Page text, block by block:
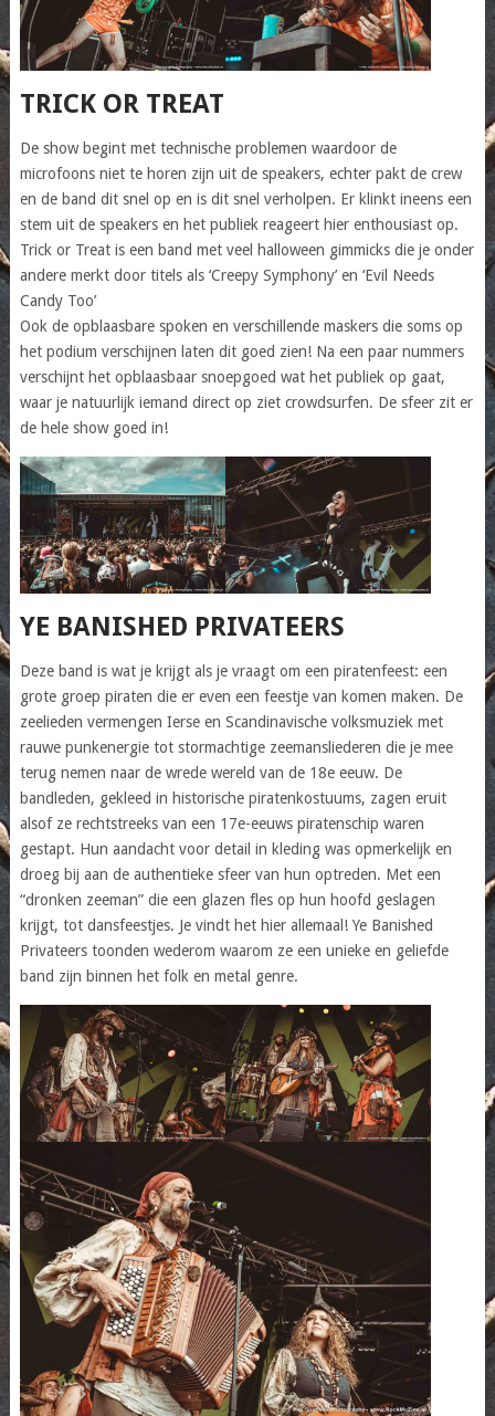
TRICK OR TREAT
De show begint met technische problemen waardoor de
microfoons niet te horen zijn uit de speakers, echter pakt de crew
en de band dit snel op en is dit snel verholpen. Er klinkt ineens een
stem uit de speakers en het publiek reageert hier enthousiast op.
Trick or Treat is een band met veel halloween gimmicks die je onder
andere merkt door titels als ‘Creepy Symphony’ en ‘Evil Needs
Candy Too’
Ook de opblaasbare spoken en verschillende maskers die soms op
het podium verschijnen laten dit goed zien! Na een paar nummers
verschijnt het opblaasbaar snoepgoed wat het publiek op gaat,
waar je natuurlijk iemand direct op ziet crowdsurfen. De sfeer zit er
de hele show goed in!
YE BANISHED PRIVATEERS
Deze band is wat je krijgt als je vraagt om een piratenfeest: een
grote groep piraten die er even een feestje van komen maken. De
zeelieden vermengen Ierse en Scandinavische volksmuziek met
rauwe punkenergie tot stormachtige zeemansliederen die je mee
terug nemen naar de wrede wereld van de 18e eeuw. De
bandleden, gekleed in historische piratenkostuums, zagen eruit
alsof ze rechtstreeks van een 17e-eeuws piratenschip waren
gestapt. Hun aandacht voor detail in kleding was opmerkelijk en
droeg bij aan de authentieke sfeer van hun optreden. Met een
“dronken zeeman” die een glazen fles op hun hoofd geslagen
krijgt, tot dansfeestjes. Je vindt het hier allemaal! Ye Banished
Privateers toonden wederom waarom ze een unieke en geliefde
band zijn binnen het folk en metal genre.